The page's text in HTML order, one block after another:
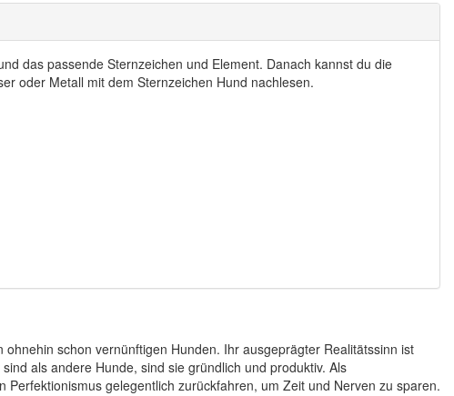
das passende Sternzeichen und Element. Danach kannst du die
oder Metall mit dem Sternzeichen Hund nachlesen.
schon vernünftigen Hunden. Ihr ausgeprägter Realitätssinn ist
als andere Hunde, sind sie gründlich und produktiv. Als
gelegentlich zurückfahren, um Zeit und Nerven zu sparen.